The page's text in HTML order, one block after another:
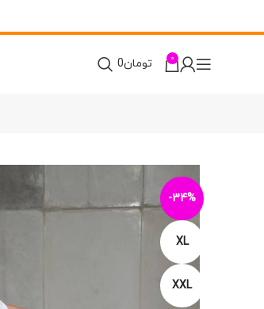
0 تومان0
-34%
XL
XXL